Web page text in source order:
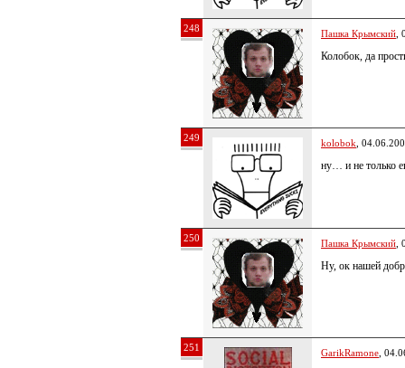
248 Пашка Крымский
Колобок, да
249 kolobok ,
ну… и не только
250 Пашка Крымский
Ну, ок нашей
251 GarikRamone ,